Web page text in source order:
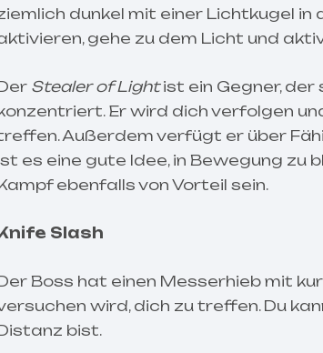
dunkel mit einer Lichtkugel in
gehe zu dem Licht und
Stealer of Lightist ein Gegner, der
Er wird dich verfolgen
Außerdem verfügt er über
es eine gute Idee, in Bewegung zu
ebenfalls von Vorteil sein.
Slash
Boss hat einen Messerhieb mit
wird, dich zu treffen. Du
bist.